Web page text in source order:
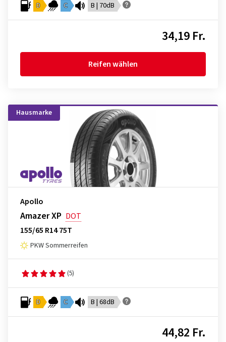
D C B | 70dB
34,19 Fr.
Reifen wählen
Hausmarke
Apollo
Amazer XP DOT
155/65 R14 75T
PKW Sommerreifen
(5)
D C B | 68dB
44,82 Fr.